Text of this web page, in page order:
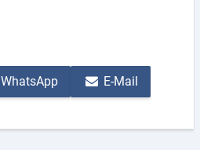
WhatsApp E-Mail